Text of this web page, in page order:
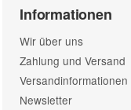
Informationen
Wir über uns
Zahlung und Versand
Versandinformationen
Newsletter